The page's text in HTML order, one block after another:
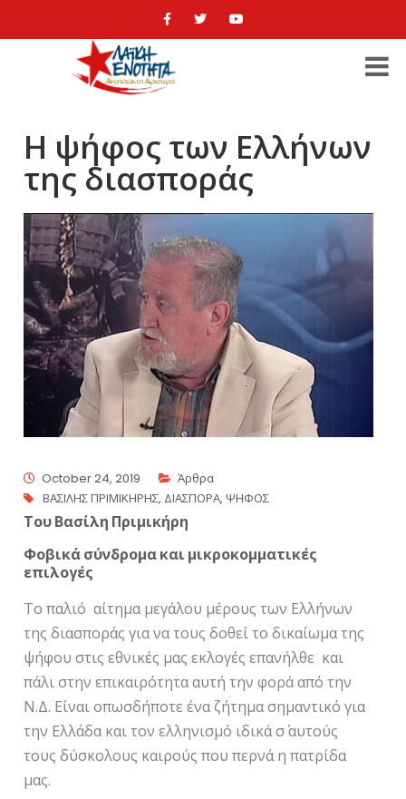
Η ψήφος των Ελλήνων
της διασποράς
October 24, 2019
Άρθρα
ΒΑΣΙΛΗΣ ΠΡΙΜΙΚΗΡΗΣ, ΔΙΑΣΠΟΡΑ,ΨΗΦΟΣ
Του Βασίλη Πριμικήρη
Φοβικά σύνδρομα και μικροκομματικές
επιλογές
Το παλιό αίτημα μεγάλου μέρους των Ελλήνων
της διασποράς για να τους δοθεί το δικαίωμα της
ψήφου στις εθνικές μας εκλογές επανήλθε και
πάλι στην επικαιρότητα αυτή την φορά από την
Ν.Δ. Είναι οπωσδήποτε ένα ζήτημα σημαντικό για
την Ελλάδα και τον ελληνισμό ιδικά σ΄ αυτούς
τους δύσκολους καιρούς που περνά η πατρίδα
μας.